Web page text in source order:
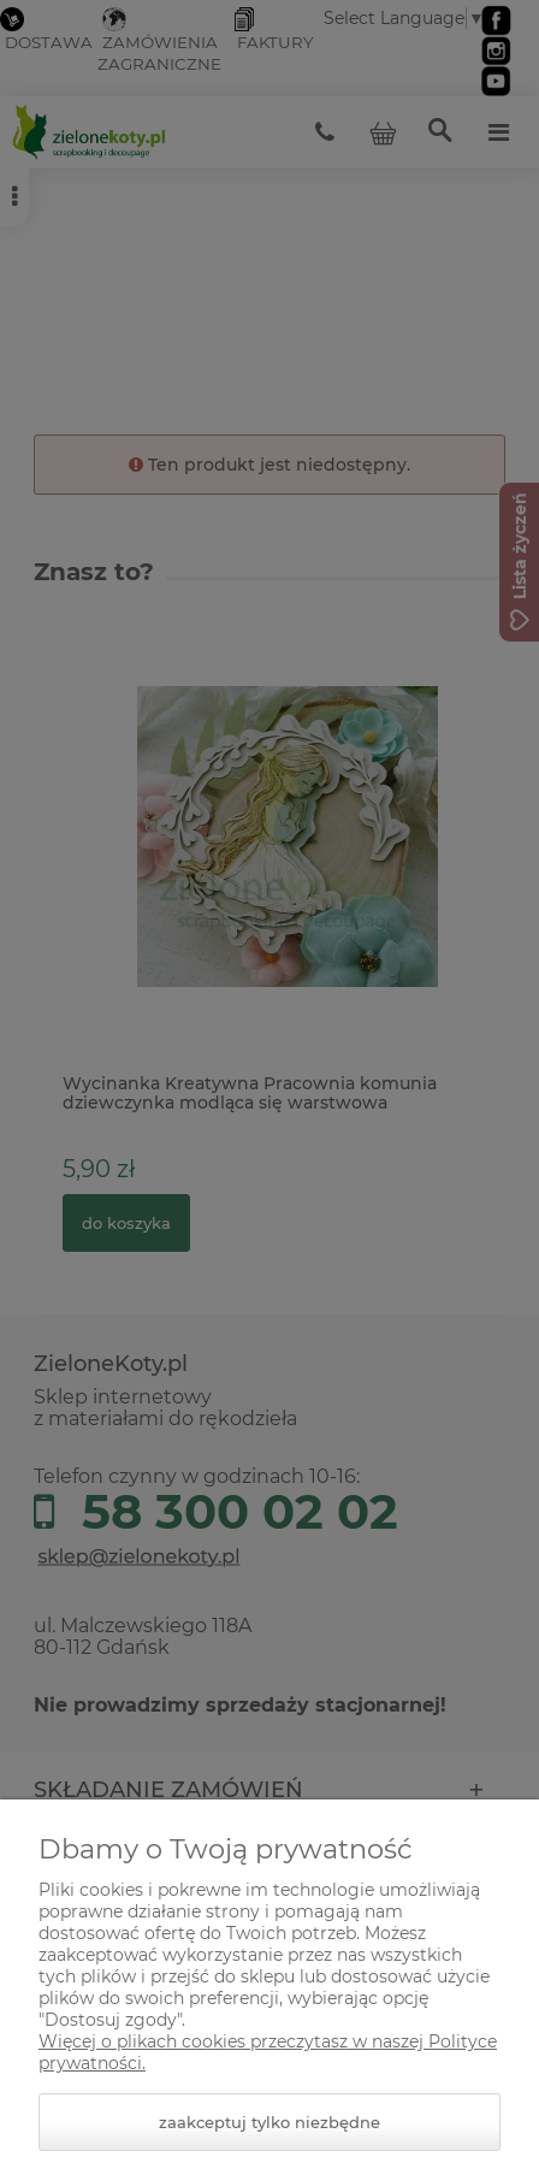
DOSTAWA ZAMÓWIENIA
ZAGRANICZNE
FAKTURY
Select Language ▼
Ten produkt jest niedostępny.
Znasz to?
Wycinanka Kreatywna Pracownia komunia
dziewczynka modląca się warstwowa
5,90 zł
do koszyka
ZieloneKoty.pl
Sklep internetowy
z materiałami do rękodzieła
Telefon czynny w godzinach 10-16:
58 300 02 02
ul. Malczewskiego 118A
80-112 Gdańsk
Nie prowadzimy sprzedaży stacjonarnej!
SKŁADANIE ZAMÓWIEŃ
INFORMACJE
ODWIEDŹ NAS NA
Dbamy o Twoją prywatność
Pliki cookies i pokrewne im technologie umożliwiają
poprawne działanie strony i pomagają nam
dostosować ofertę do Twoich potrzeb. Możesz
zaakceptować wykorzystanie przez nas wszystkich
tych plików i przejść do sklepu lub dostosować użycie
plików do swoich preferencji, wybierając opcję
"Dostosuj zgody".
Więcej o plikach cookies przeczytasz w naszej Polityce
prywatności.
zaakceptuj tylko niezbędne
Lista życzeń